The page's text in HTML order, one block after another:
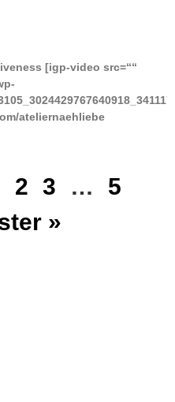
[igp-video src=““
ateliernaehliebe
2 3 …
5
»